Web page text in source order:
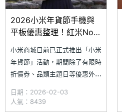
2026小米年貨節手機與
平板優惠整理！紅米Note
15 Pro+加碼折扣一次看
小米商城目前已正式推出「小米
年貨節」活動，期間除了有限時
折價券、品類主題日等優惠外，
其中 1 月才剛在台灣上市的
REDMI Note 15 Pro 5G 與
日期：2026-02-03
人氣：8439